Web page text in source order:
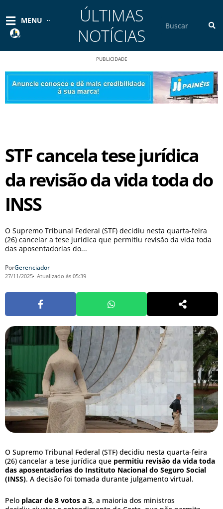
conteúdo
MENU
ÚLTIMAS
NOTÍCIAS
PUBLICIDADE
STF cancela tese jurídica
da revisão da vida toda do
INSS
O Supremo Tribunal Federal (STF) decidiu nesta quarta-feira
(26) cancelar a tese jurídica que permitiu revisão da vida toda
das aposentadorias do...
PorGerenciador
27/11/2025 Atualizado às 05:39
O Supremo Tribunal Federal (STF) decidiu nesta quarta-feira
(26) cancelar a tese jurídica que permitiu revisão da vida toda
das aposentadorias do Instituto Nacional do Seguro Social
(INSS). A decisão foi tomada durante julgamento virtual.
Pelo placar de 8 votos a 3, a maioria dos ministros